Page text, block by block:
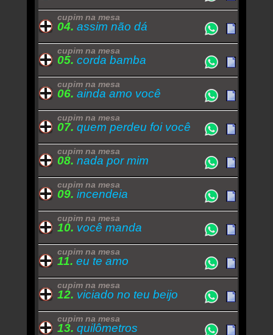
cupim na mesa
04. assim não dá
cupim na mesa
05. corda bamba
cupim na mesa
06. ainda amo você
cupim na mesa
07. quem perdeu foi você
cupim na mesa
08. nada por mim
cupim na mesa
09. incendeia
cupim na mesa
10. você manda
cupim na mesa
11. eu te amo
cupim na mesa
12. viciado no teu beijo
cupim na mesa
13. quilômetros